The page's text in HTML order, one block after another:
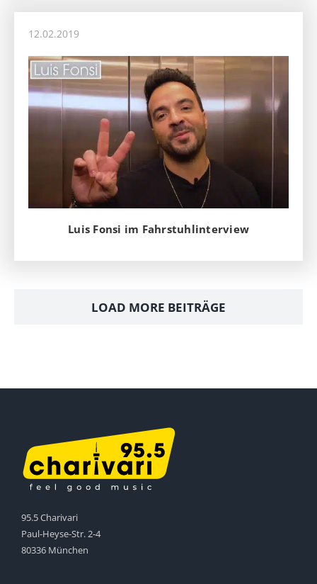
12.02.2019
Luis Fonsi im Fahrstuhlinterview
LOAD MORE BEITRÄGE
95.5 Charivari
Paul-Heyse-Str. 2-4
80336 München